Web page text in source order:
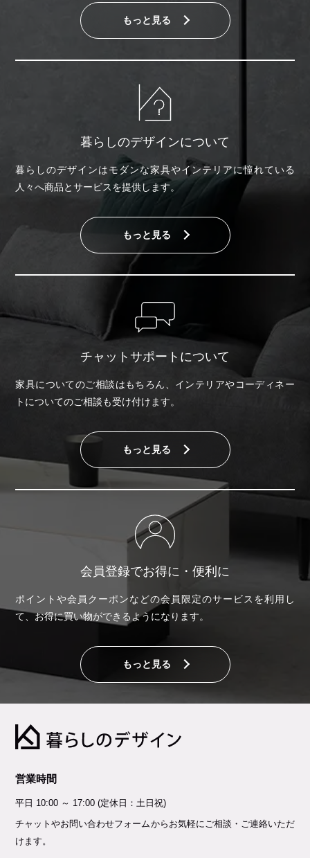
もっと見る
暮らしのデザインについて
暮らしのデザインはモダンな家具やインテリアに憧れている
人々へ商品とサービスを提供します。
もっと見る
チャットサポートについて
家具についてのご相談はもちろん、インテリアやコーディネー
トについてのご相談も受け付けます。
もっと見る
会員登録でお得に・便利に
ポイントや会員クーポンなどの会員限定のサービスを利用し
て、お得に買い物ができるようになります。
もっと見る
営業時間
平日 10:00 ～ 17:00 (定休日：土日祝)
チャットやお問い合わせフォームからお気軽にご相談・ご連絡いただ
けます。